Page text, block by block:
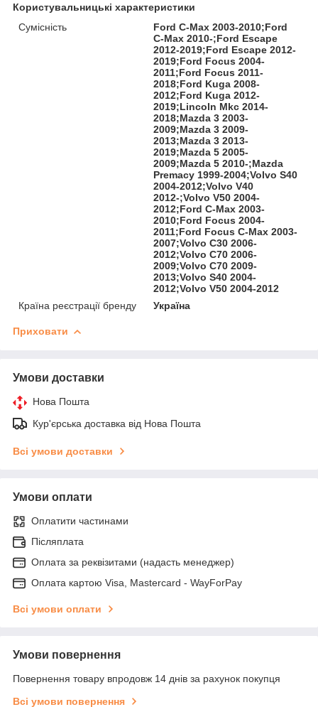
Користувальницькі характеристики
Сумісність
Ford C-Max 2003-2010;Ford
C-Max 2010-;Ford Escape
2012-2019;Ford Escape 2012-
2019;Ford Focus 2004-
2011;Ford Focus 2011-
2018;Ford Kuga 2008-
2012;Ford Kuga 2012-
2019;Lincoln Mkc 2014-
2018;Mazda 3 2003-
2009;Mazda 3 2009-
2013;Mazda 3 2013-
2019;Mazda 5 2005-
2009;Mazda 5 2010-;Mazda
Premacy 1999-2004;Volvo S40
2004-2012;Volvo V40
2012-;Volvo V50 2004-
2012;Ford C-Max 2003-
2010;Ford Focus 2004-
2011;Ford Focus C-Max 2003-
2007;Volvo C30 2006-
2012;Volvo C70 2006-
2009;Volvo C70 2009-
2013;Volvo S40 2004-
2012;Volvo V50 2004-2012
Країна реєстрації бренду
Україна
Приховати
Умови доставки
Нова Пошта
Кур'єрська доставка від Нова Пошта
Всі умови доставки
Умови оплати
Оплатити частинами
Післяплата
Оплата за реквізитами (надасть менеджер)
Оплата картою Visa, Mastercard - WayForPay
Всі умови оплати
Умови повернення
Повернення товару впродовж 14 днів за рахунок покупця
Всі умови повернення